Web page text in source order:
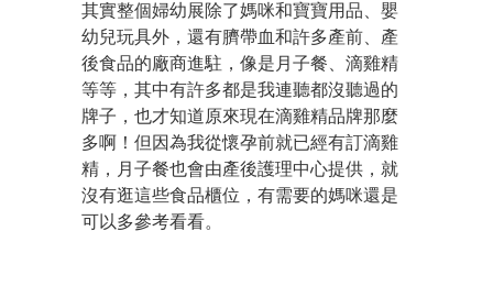
其實整個婦幼展除了媽咪和寶寶用品、嬰
幼兒玩具外，還有臍帶血和許多產前、產
後食品的廠商進駐，像是月子餐、滴雞精
等等，其中有許多都是我連聽都沒聽過的
牌子，也才知道原來現在滴雞精品牌那麼
多啊！但因為我從懷孕前就已經有訂滴雞
精，月子餐也會由產後護理中心提供，就
沒有逛這些食品櫃位，有需要的媽咪還是
可以多參考看看。